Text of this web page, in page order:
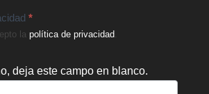
*
la política de privacidad.
deja este campo en blanco.